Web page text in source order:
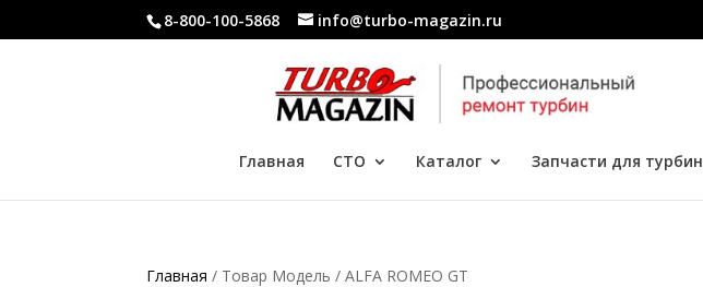
8-800-100-5868 info@turbo-magazin.ru
Главная СТО Каталог Запчасти для турбин
Главная / Товар Модель / ALFA ROMEO GT